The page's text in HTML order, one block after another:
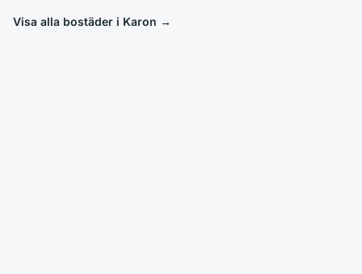
Visa alla bostäder i Karon →